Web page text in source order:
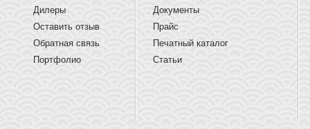
Дилеры
Оставить отзыв
Обратная связь
Портфолио
Документы
Прайс
Печатный каталог
Статьи